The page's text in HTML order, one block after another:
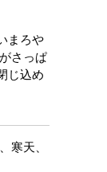
まろや
さっぱ
じ込め
寒天、